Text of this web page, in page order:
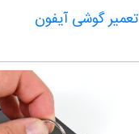
تعمیر گوشی آیفون